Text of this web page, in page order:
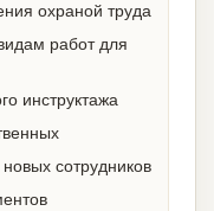
охраной труда
работ для
инструктажа
сотрудников